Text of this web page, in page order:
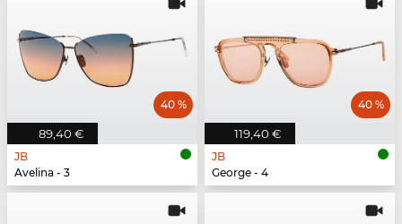
89,40 €
40 %
JB
Avelina - 3
119,40 €
40 %
JB
George - 4